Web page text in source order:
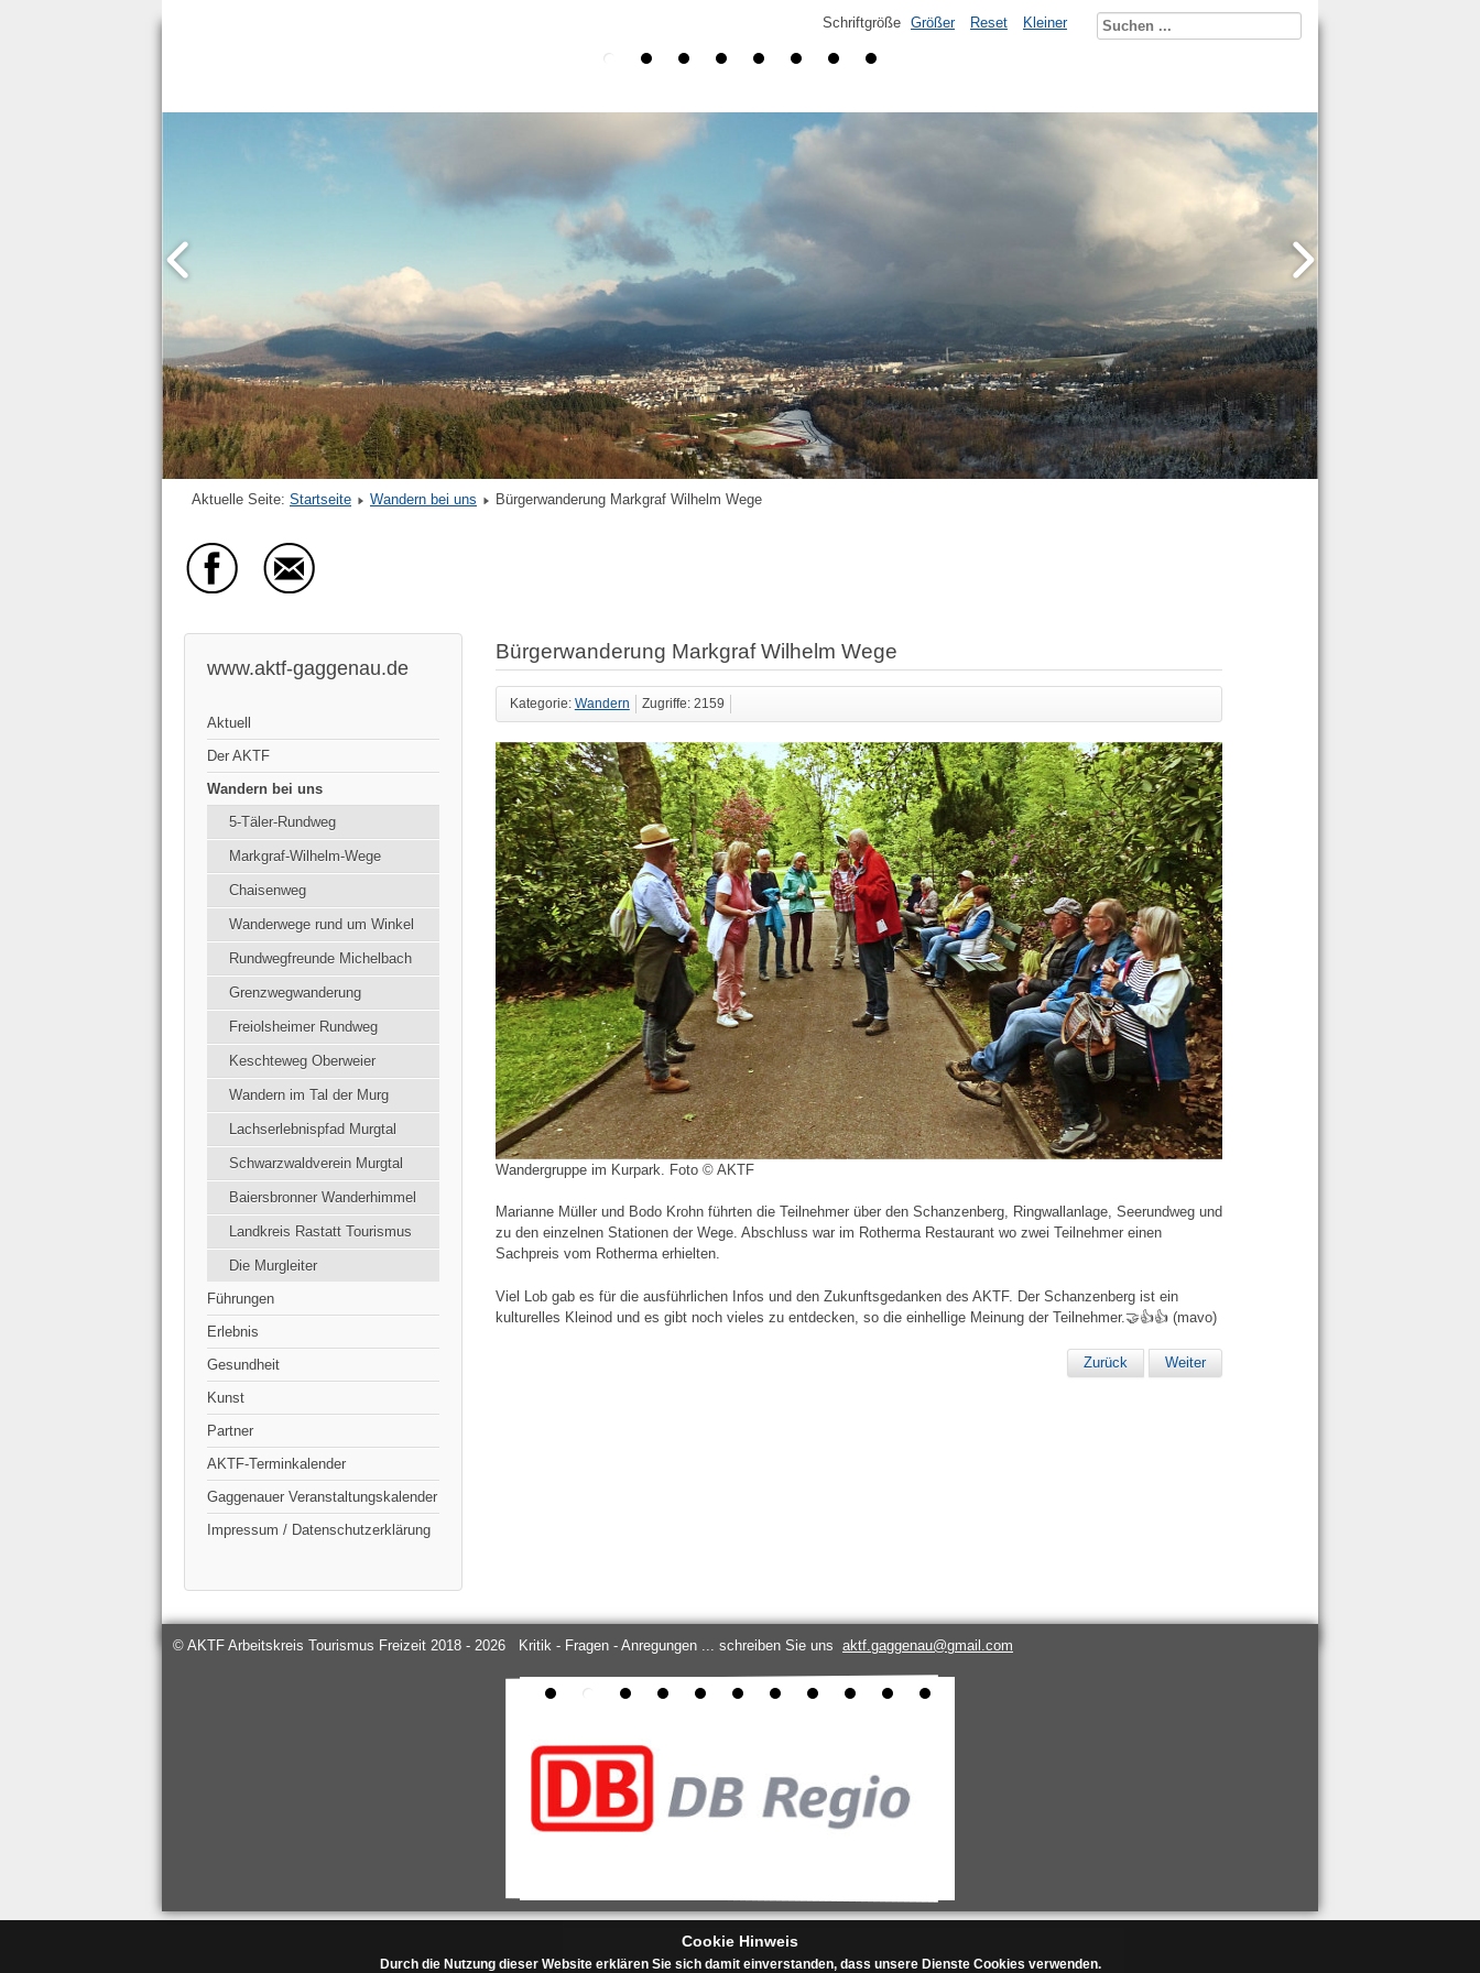
Schriftgröße Größer Reset Kleiner
Aktuelle Seite: Startseite Wandern bei uns Bürgerwanderung Markgraf Wilhelm Wege
www.aktf-gaggenau.de
Aktuell
Der AKTF
Wandern bei uns
5-Täler-Rundweg
Markgraf-Wilhelm-Wege
Chaisenweg
Wanderwege rund um Winkel
Rundwegfreunde Michelbach
Grenzwegwanderung
Freiolsheimer Rundweg
Keschteweg Oberweier
Wandern im Tal der Murg
Lachserlebnispfad Murgtal
Schwarzwaldverein Murgtal
Baiersbronner Wanderhimmel
Landkreis Rastatt Tourismus
Die Murgleiter
Führungen
Erlebnis
Gesundheit
Kunst
Partner
AKTF-Terminkalender
Gaggenauer Veranstaltungskalender
Impressum / Datenschutzerklärung
Bürgerwanderung Markgraf Wilhelm Wege
Kategorie: Wandern Zugriffe: 2159
Wandergruppe im Kurpark. Foto © AKTF
Marianne Müller und Bodo Krohn führten die Teilnehmer über den Schanzenberg, Ringwallanlage, Seerundweg und
zu den einzelnen Stationen der Wege. Abschluss war im Rotherma Restaurant wo zwei Teilnehmer einen
Sachpreis vom Rotherma erhielten.
Viel Lob gab es für die ausführlichen Infos und den Zukunftsgedanken des AKTF. Der Schanzenberg ist ein
kulturelles Kleinod und es gibt noch vieles zu entdecken, so die einhellige Meinung der Teilnehmer.🤝👍👍 (mavo)
Zurück Weiter
© AKTF Arbeitskreis Tourismus Freizeit 2018 - 2026 Kritik - Fragen - Anregungen ... schreiben Sie uns aktf.gaggenau@gmail.com
Cookie Hinweis
Durch die Nutzung dieser Website erklären Sie sich damit einverstanden, dass unsere Dienste Cookies verwenden.